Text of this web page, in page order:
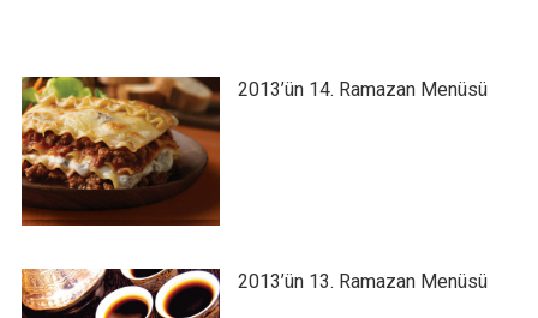
2013’ün 14. Ramazan Menüsü
2013’ün 13. Ramazan Menüsü